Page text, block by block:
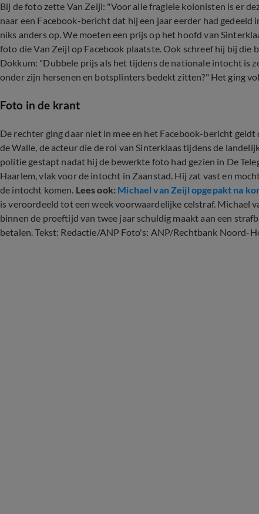
Bij de foto zette Van Zeijl: "Voor alle fragiele kolonisten is er
naar een Facebook-bericht dat hij een jaar eerder had
niks anders op. We moeten een prijs op het hoofd van
foto die Van Zeijl op Facebook plaatste. Ook schreef hij bij die
Dokkum: "Dubbele prijs als het tijdens de nationale intocht is
onder zijn hersenen en botsplinters bedekt zitten?" Het ging
Foto in de krant
De rechter ging daar niet in mee en het Facebook-bericht
de Walle, de acteur die de rol van Sinterklaas tijdens de
politie gestapt nadat hij de bewerkte foto had gezien in De
Haarlem, vlak voor de intocht in Zaanstad. Hij zat vast en
de intocht komen. Lees ook: Michael van Zeijl opgepakt na
is veroordeeld tot een week voorwaardelijke celstraf. Michael
binnen de proeftijd van twee jaar schuldig maakt aan een
betalen. Tekst: Redactie/ANP Foto's: ANP/Rechtbank Noord-